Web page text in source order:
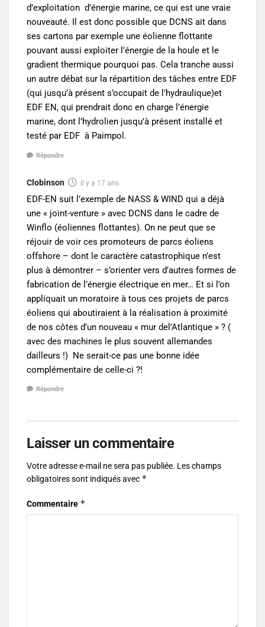
d’exploitation d’énergie marine, ce qui est une vraie
nouveauté. Il est donc possible que DCNS ait dans
ses cartons par exemple une éolienne flottante
pouvant aussi exploiter l’énergie de la houle et le
gradient thermique pourquoi pas. Cela tranche aussi
un autre débat sur la répartition des tâches entre EDF
(qui jusqu’à présent s’occupait de l’hydraulique)et
EDF EN, qui prendrait donc en charge l’énergie
marine, dont l’hydrolien jusqu’à présent installé et
testé par EDF à Paimpol.
Répondre
Clobinson il y a 17 ans
EDF-EN suit l’exemple de NASS & WIND qui a déjà
une « joint-venture » avec DCNS dans le cadre de
Winflo (éoliennes flottantes). On ne peut que se
réjouir de voir ces promoteurs de parcs éoliens
offshore – dont le caractère catastrophique n’est
plus à démontrer – s’orienter vers d’autres formes de
fabrication de l’énergie électrique en mer… Et si l’on
appliquait un moratoire à tous ces projets de parcs
éoliens qui aboutiraient à la réalisation à proximité
de nos côtes d’un nouveau « mur del’Atlantique » ? (
avec des machines le plus souvent allemandes
dailleurs !) Ne serait-ce pas une bonne idée
complémentaire de celle-ci ?!
Répondre
Laisser un commentaire
Votre adresse e-mail ne sera pas publiée. Les champs
obligatoires sont indiqués avec *
Commentaire *